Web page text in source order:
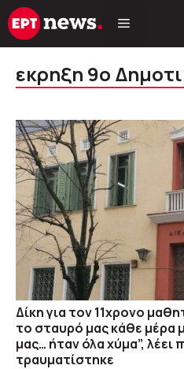
Μετάβαση
σε
εκρηξη 9ο
Δίκη για τον 11χρονο
το σταυρό μας κάθε μέρα
μας… ήταν όλα χύμα”,
τραυματίστηκε